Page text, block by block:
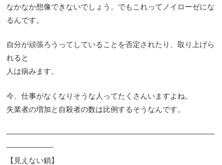
なかなか想像できないでしょう。でもこれってノイローゼにな
るんです。
自分が頑張ろうってしていることを否定されたり、取り上げら
れると
人は病みます。
今、仕事がなくなりそうな人ってたくさんいますよね。
失業者の増加と自殺者の数は比例するそうなんです。
————————————————————————————
——————-
【見えない鎖】